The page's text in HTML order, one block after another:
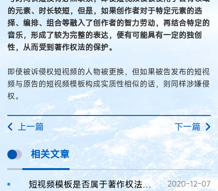
的元素、时长较短，但是，如果创作者对于特定元素的选
择、编排、组合等融入了创作者的智力劳动，再结合特定的
音乐，形成了较为完整的表达，便有可能具有一定的独创
性，从而受到著作权法的保护。
即使被诉侵权短视频的人物被更换，但如果被告发布的短视
频与原告的短视频模板构成实质性相似的话，则同样涉嫌侵
权。
上一篇 下一篇
相关文章
短视频模板是否属于著作权法意义上的作品 2020-12-07